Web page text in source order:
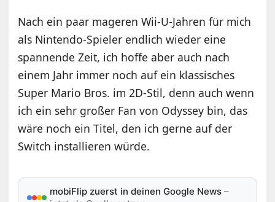
Nach ein paar mageren Wii-U-Jahren für mich
als Nintendo-Spieler endlich wieder eine
spannende Zeit, ich hoffe aber auch nach
einem Jahr immer noch auf ein klassisches
Super Mario Bros. im 2D-Stil, denn auch wenn
ich ein sehr großer Fan von Odyssey bin, das
wäre noch ein Titel, den ich gerne auf der
Switch installieren würde.
mobiFlip zuerst in deinen Google News –